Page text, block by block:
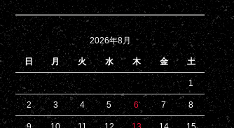
2026年8月
日 月 火 水 木 金 土
1
2 3 4 5 6 7 8